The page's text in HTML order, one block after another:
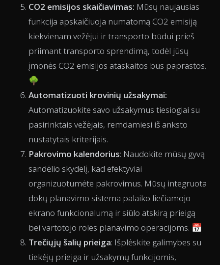
CO2 emisijos skaičiavimas: Mūsų naujausias
funkcija apskaičiuoja numatomą CO2 emisiją
kiekvienam vežėjui ir transporto būdui prieš
priimant transporto sprendimą, todėl jūsų
įmonės CO2 emisijos ataskaitos bus paprastos.
🌳
Automatizuoti krovinių užsakymai:
Automatizuokite savo užsakymus tiesiogiai su
pasirinktais vežėjais, remdamiesi iš anksto
nustatytais kriterijais.
Pakrovimo kalendorius: Naudokite mūsų gyvą
sandėlio skydelį, kad efektyviai
organizuotumėte pakrovimus. Mūsų integruota
dokų planavimo sistema palaiko liečiamojo
ekrano funkcionalumą ir siūlo atskirą prieigą
bei vartotojo roles planavimo operacijoms. 📅
Trečiųjų šalių prieiga: Išplėskite galimybes su
tiekėjų prieiga ir užsakymų funkcijomis,